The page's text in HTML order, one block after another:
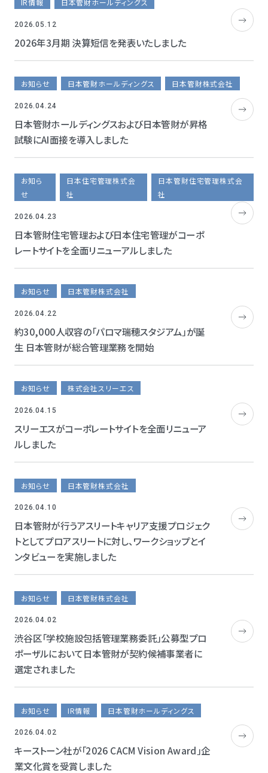
IR情報 日本管財ホールディングス
2026.05.12
2026年3月期 決算短信を発表いたしました
お知らせ 日本管財ホールディングス 日本管財株式会社
2026.04.24
日本管財ホールディングスおよび日本管財が昇格
試験にAI面接を導入しました
お知ら
せ
日本住宅管理株式会
社
日本管財住宅管理株式会
社
2026.04.23
日本管財住宅管理および日本住宅管理がコーポ
レートサイトを全面リニューアルしました
お知らせ 日本管財株式会社
2026.04.22
約30,000人収容の「パロマ瑞穂スタジアム」が誕
生 日本管財が総合管理業務を開始
お知らせ 株式会社スリーエス
2026.04.15
スリーエスがコーポレートサイトを全面リニューア
ルしました
お知らせ 日本管財株式会社
2026.04.10
日本管財が行うアスリートキャリア支援プロジェク
トとしてプロアスリートに対し、ワークショップとイ
ンタビューを実施しました
お知らせ 日本管財株式会社
2026.04.02
渋谷区「学校施設包括管理業務委託」公募型プロ
ポーザルにおいて日本管財が契約候補事業者に
選定されました
お知らせ IR情報 日本管財ホールディングス
2026.04.02
キーストーン社が「2026 CACM Vision Award」企
業文化賞を受賞しました